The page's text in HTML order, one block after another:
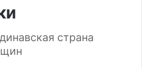
страна